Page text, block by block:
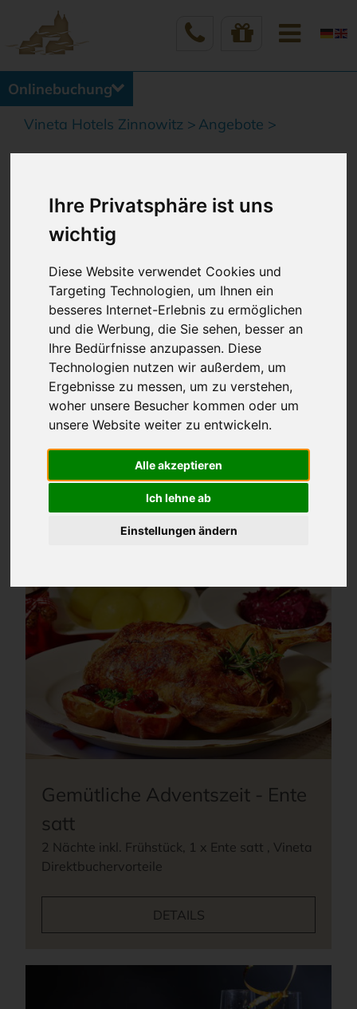
Ihre Privatsphäre ist uns
wichtig
Diese Website verwendet Cookies und
Targeting Technologien, um Ihnen ein
besseres Internet-Erlebnis zu ermöglichen
und die Werbung, die Sie sehen, besser an
Ihre Bedürfnisse anzupassen. Diese
Technologien nutzen wir außerdem, um
Ergebnisse zu messen, um zu verstehen,
woher unsere Besucher kommen oder um
unsere Website weiter zu entwickeln.
Alle akzeptieren
Ich lehne ab
Einstellungen ändern
Onlinebuchung
Vineta Hotels Zinnowitz
Angebote
ARRANGEMENTS
in den VINETA HOTELS ZINNOWITZ
Freuen Sie sich auf tolleAngebote und
Zusatzpakete für einen rundum erholsamen Urlaub
am Meer.
kuscheligundromantisch,Familienurlaub
der Insel Usedom oderSpartippfür Sonntagsfahrer
- hier finden Sie ein passendes Arrangement für
jeden Geschmack.
FILTER
Gemütliche Adventszeit - Ente
satt
2 Nächte inkl. Frühstück, 1 x Ente satt , Vineta
Direktbuchervorteile
DETAILS